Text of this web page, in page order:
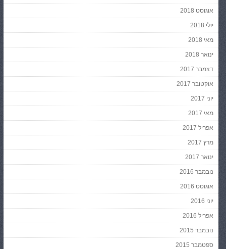
אוגוסט 2018
יולי 2018
מאי 2018
ינואר 2018
דצמבר 2017
אוקטובר 2017
יוני 2017
מאי 2017
אפריל 2017
מרץ 2017
ינואר 2017
נובמבר 2016
אוגוסט 2016
יוני 2016
אפריל 2016
נובמבר 2015
ספטמבר 2015